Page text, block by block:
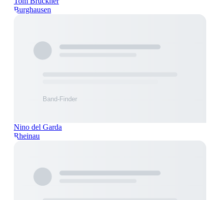
Burghausen
Nino del Garda
Rheinau